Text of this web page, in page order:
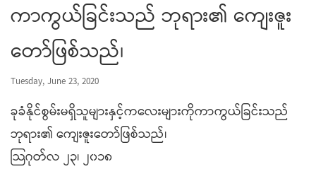
ကာကွယ်ခြင်းသည် ဘုရား၏ ကျေးဇူး
တော်ဖြစ်သည်၊
Tuesday, June 23, 2020
ခုခံနိုင်စွမ်းမရှိသူများနှင့်ကလေးများကိုကာကွယ်ခြင်းသည်
ဘုရား၏ ကျေးဇူးတော်ဖြစ်သည်၊
သြဂုတ်လ ၂၃၊ ၂၀၁၈